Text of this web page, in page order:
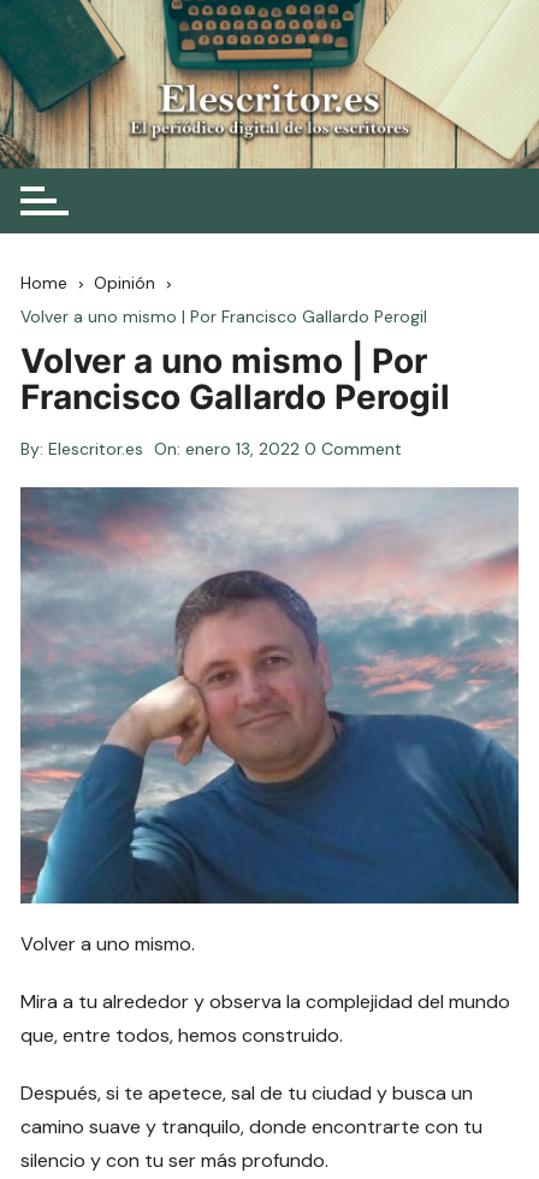
Skip
to
content
Elescritor.es
El periódico digital de los escritores
Home
Opinión
Volver a uno mismo | Por Francisco Gallardo Perogil
Volver a uno mismo | Por
Francisco Gallardo Perogil
By: Elescritor.es On:enero 13, 2022 0 Comment
Volver a uno mismo.
Mira a tu alrededor y observa la complejidad del mundo
que, entre todos, hemos construido.
Después, si te apetece, sal de tu ciudad y busca un
camino suave y tranquilo, donde encontrarte con tu
silencio y con tu ser más profundo.